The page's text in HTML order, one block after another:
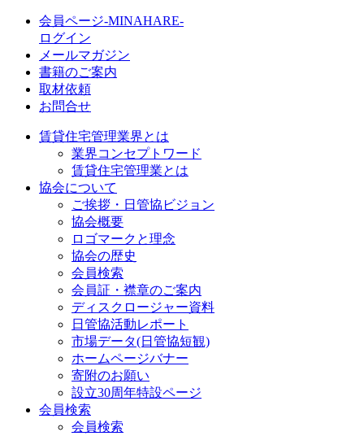
会員ページ-MINAHARE-
ログイン
メールマガジン
書籍のご案内
取材依頼
お問合せ
賃貸住宅管理業界とは
業界コンセプトワード
賃貸住宅管理業とは
協会について
ご挨拶・日管協ビジョン
協会概要
ロゴマークと理念
協会の歴史
会員検索
会員証・襟章のご案内
ディスクロージャー資料
日管協活動レポート
市場データ(日管協短観)
ホームページバナー
寄附のお願い
設立30周年特設ページ
会員検索
会員検索